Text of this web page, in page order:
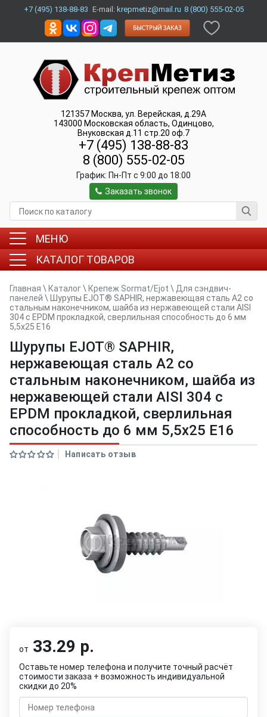
+7 (495) 138-88-83 E-mail: krepmetiz@mail.ru 8 (800) 555-02-05
121357 Москва, ул. Верейская, д.29А
143000 Московская область, Одинцово,
Внуковская д.11 стр.20 оф.7
+7 (495) 138-88-83
8 (800) 555-02-05
График: Пн-Пт c 9:00 до 18:00
Заказать звонок
МЕНЮ
КАТАЛОГ ТОВАРОВ
Главная \ Каталог\ Крепеж Sormat/Ejot \ Для сэндвич-
панелей \
Шурупы EJOT® SAPHIR, нержавеющая сталь А2 со
стальным наконечником, шайба из нержавеющей стали AISI
304 с EPDM прокладкой, сверлильная способность до 6 мм
5,5x25 E16
Шурупы EJOT® SAPHIR,
нержавеющая сталь А2 со
стальным наконечником, шайба из
нержавеющей стали AISI 304 с
EPDM прокладкой, сверлильная
способность до 6 мм 5,5x25 E16
Написать отзыв
от 33.29 р.
Оставьте номер телефона и получите точный расчёт
стоимости заказа + возможность индивидуальной
скидки до 20%